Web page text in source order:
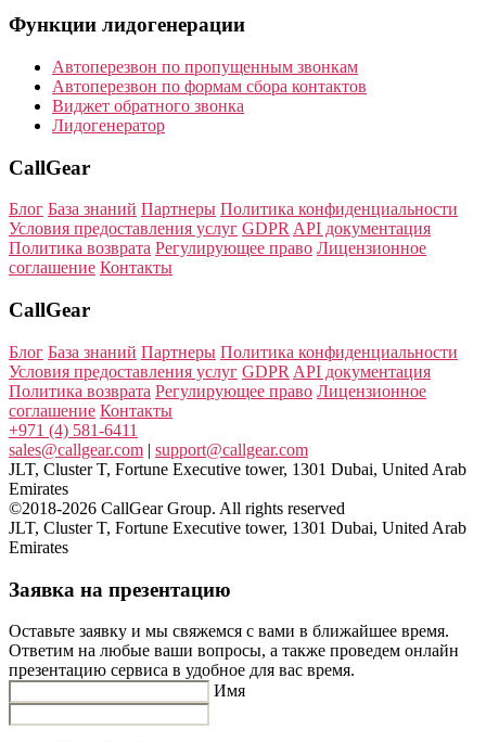
Функции лидогенерации
Автоперезвон по пропущенным звонкам
Автоперезвон по формам сбора контактов
Виджет обратного звонка
Лидогенератор
CallGear
Блог База знаний Партнеры Политика конфиденциальности
Условия предоставления услуг GDPRAPI документация
Политика возврата Регулирующее право Лицензионное
соглашение Контакты
CallGear
Блог База знаний Партнеры Политика конфиденциальности
Условия предоставления услуг GDPR API документация
Политика возврата Регулирующее право Лицензионное
соглашение Контакты
+971 (4) 581-6411
sales@callgear.com | support@callgear.com
JLT, Cluster T, Fortune Executive tower, 1301 Dubai, United Arab
Emirates
©2018-2026 CallGear Group. All rights reserved
JLT, Cluster T, Fortune Executive tower, 1301 Dubai, United Arab
Emirates
Заявка на презентацию
Оставьте заявку и мы свяжемся с вами в ближайшее время.
Ответим на любые ваши вопросы, а также проведем онлайн
презентацию сервиса в удобное для вас время.
Имя